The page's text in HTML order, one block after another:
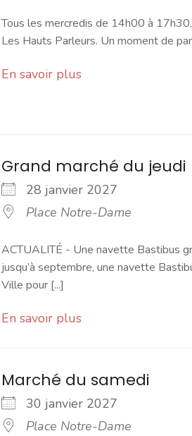
Tous les mercredis de 14h00 à
Les Hauts Parleurs. Un moment de
En savoir plus
Grand marché du jeudi
28 janvier 2027
Place Notre-Dame
ACTUALITÉ - Une navette Bastibus
jusqu’à septembre, une navette
Ville pour [...]
En savoir plus
Marché du samedi
30 janvier 2027
Place Notre-Dame